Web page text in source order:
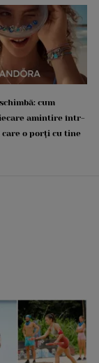
cum
amintire într-
care o porți cu tine